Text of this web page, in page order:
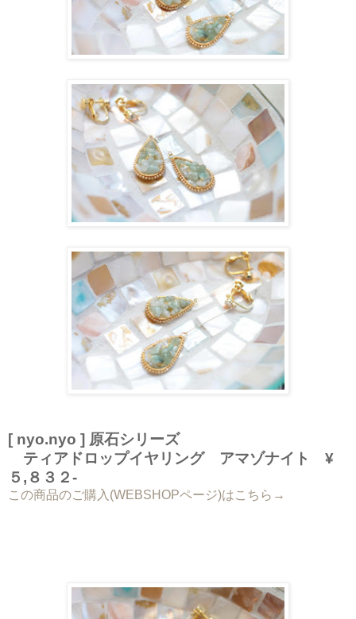
[ nyo.nyo ] 原石シリーズ
ティアドロップイヤリング アマゾナイト ¥
５,８３２-
この商品のご購入(WEBSHOPページ)はこちら→